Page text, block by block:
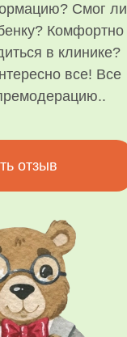
Смог ли
Комфортно
в клинике?
все! Все
отзыв